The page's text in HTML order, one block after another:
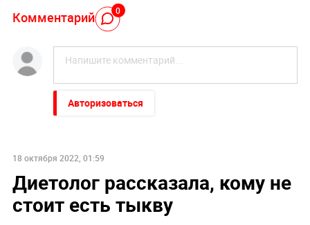
Комментарий 0
Авторизоваться
18 октября 2022, 01:59
Диетолог рассказала, кому не
стоит есть тыкву